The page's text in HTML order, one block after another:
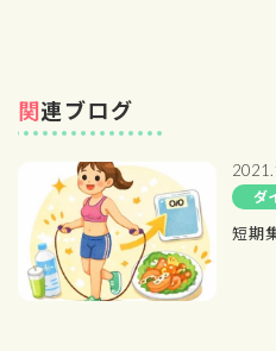
関連ブログ
ダ
短期